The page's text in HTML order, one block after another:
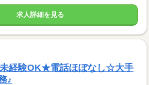
求人詳細を見る
未経験OK★電話ほぼなし☆大手
♪